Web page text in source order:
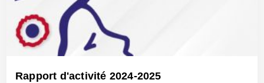
Rapport d'activité 2024-2025